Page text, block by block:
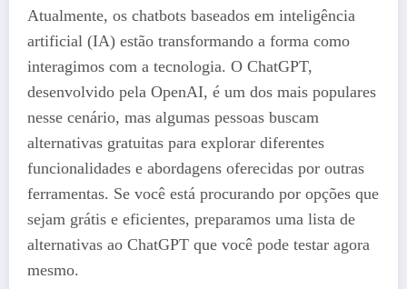
Atualmente, os chatbots baseados em inteligência
artificial (IA) estão transformando a forma como
interagimos com a tecnologia. O ChatGPT,
desenvolvido pela OpenAI, é um dos mais populares
nesse cenário, mas algumas pessoas buscam
alternativas gratuitas para explorar diferentes
funcionalidades e abordagens oferecidas por outras
ferramentas. Se você está procurando por opções que
sejam grátis e eficientes, preparamos uma lista de
alternativas ao ChatGPT que você pode testar agora
mesmo.